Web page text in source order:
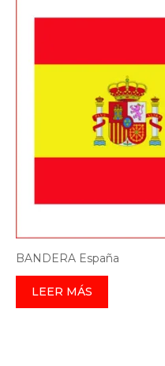
BANDERA España
LEER MÁS